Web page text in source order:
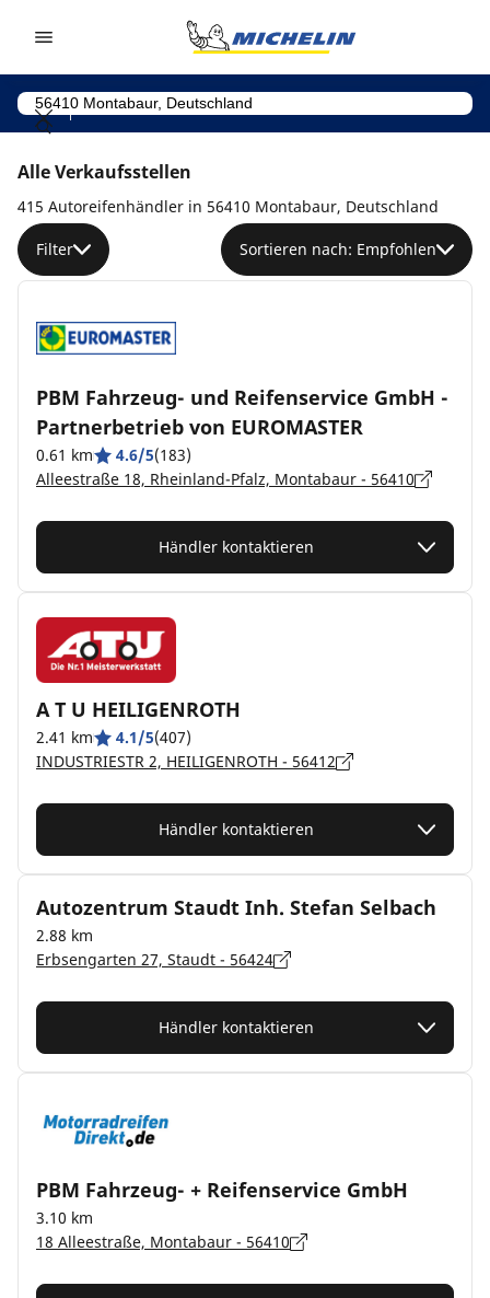
Alle Verkaufsstellen
415 Autoreifenhändler in 56410 Montabaur, Deutschland
Filter Sortieren nach: Empfohlen
PBM Fahrzeug- und Reifenservice GmbH -
Partnerbetrieb von EUROMASTER
0.61 km 4.6/5(183)
Alleestraße 18, Rheinland-Pfalz, Montabaur - 56410
Händler kontaktieren
A T U HEILIGENROTH
2.41 km 4.1/5(407)
INDUSTRIESTR 2, HEILIGENROTH - 56412
Händler kontaktieren
Autozentrum Staudt Inh. Stefan Selbach
2.88 km
Erbsengarten 27, Staudt - 56424
Händler kontaktieren
PBM Fahrzeug- + Reifenservice GmbH
3.10 km
18 Alleestraße, Montabaur - 56410